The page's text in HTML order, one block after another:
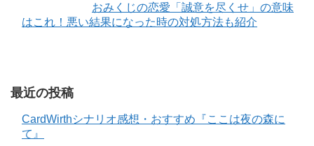
おみくじの恋愛「誠意を尽くせ」の意味
はこれ！悪い結果になった時の対処方法も紹介
最近の投稿
CardWirthシナリオ感想・おすすめ『ここは夜の森に
て』